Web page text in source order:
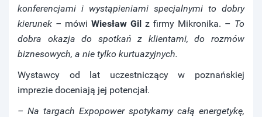
konferencjami i wystąpieniami specjalnymi to dobry
kierunek – mówi Wiesław Gil z firmy Mikronika. – To
dobra okazja do spotkań z klientami, do rozmów
biznesowych, a nie tylko kurtuazyjnych.
Wystawcy od lat uczestniczący w poznańskiej
imprezie doceniają jej potencjał.
– Na targach Expopower spotykamy całą energetykę,